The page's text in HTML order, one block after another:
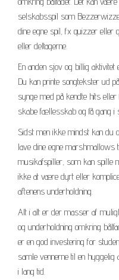
selskabsspil som
dine egne spil, fx quizzer eller
eller deltagerne.
En anden sjov og billig
Du kan printe songtekster ud
synge med på kendte hits
skabe fællesskab og få gang i
Sidst men ikke mindst kan du
lave dine egne marshmallows
musikafspiller, som kan spille
ikke at være dyrt eller
aftenens underholdning.
Alt i alt er der masser af
og underholdning omkring
er en god investering for
samle vennerne til en
i lang tid.